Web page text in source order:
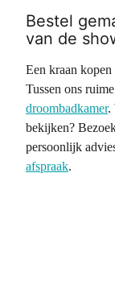
Bestel
van de
Een kraan
Tussen ons
droombadkamer.
bekijken?
persoonlijk
afspraak.